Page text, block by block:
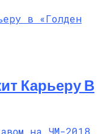
Карьеру В